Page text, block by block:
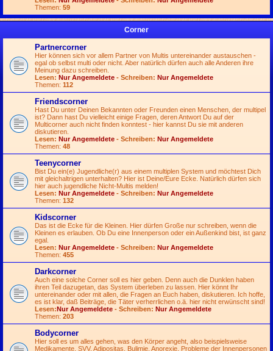
Themen: 59
Corner
Partnercorner
Hier können sich vor allem Partner von Multis untereinander austauschen -
egal ob selbst multi oder nicht. Aber natürlich dürfen auch alle Anderen ihre
Meinung dazu schreiben.
Lesen: Nur Angemeldete - Schreiben: Nur Angemeldete
Themen: 112
Friendscorner
Hast Du unter Deinen Bekannten oder Freunden einen Menschen, der multipel
ist? Dann hast Du vielleicht einige Fragen, deren Antwort Du auf der
Multicorner auch nicht finden konntest - hier kannst Du sie mit anderen
diskutieren.
Lesen: Nur Angemeldete - Schreiben: Nur Angemeldete
Themen: 48
Teenycorner
Bist Du ein(e) Jugendliche(r) aus einem multiplen System und möchtest Dich
mit gleichaltrigen unterhalten? Hier ist Deine/Eure Ecke. Natürlich dürfen sich
hier auch jugendliche Nicht-Multis melden!
Lesen: Nur Angemeldete - Schreiben: Nur Angemeldete
Themen: 132
Kidscorner
Das ist die Ecke für die Kleinen. Hier dürfen Große nur schreiben, wenn die
Kleinen es erlauben. Ob Du eine Innenperson oder ein Außenkind bist, ist ganz
egal.
Lesen: Nur Angemeldete - Schreiben: Nur Angemeldete
Themen: 455
Darkcorner
Auch eine solche Corner soll es hier geben. Denn auch die Dunklen haben
ihren Teil dazugetan, das System überleben zu lassen. Hier könnt Ihr
untereinander oder mit allen, die Fragen an Euch haben, diskutieren. Ich hoffe,
es ist klar, daß Beiträge, die Täter verherrlichen o.ä. hier nicht erwünscht sind!
Lesen:Nur Angemeldete - Schreiben: Nur Angemeldete
Themen: 203
Bodycorner
Hier soll es um alles gehen, was den Körper angeht, also beispielsweise
Medikamente, SVV, Adipositas, Bulimie, Anorexie, Probleme der Innenpersonen